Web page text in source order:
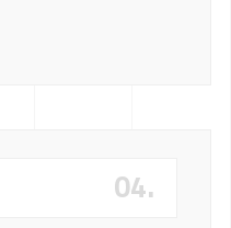
04.